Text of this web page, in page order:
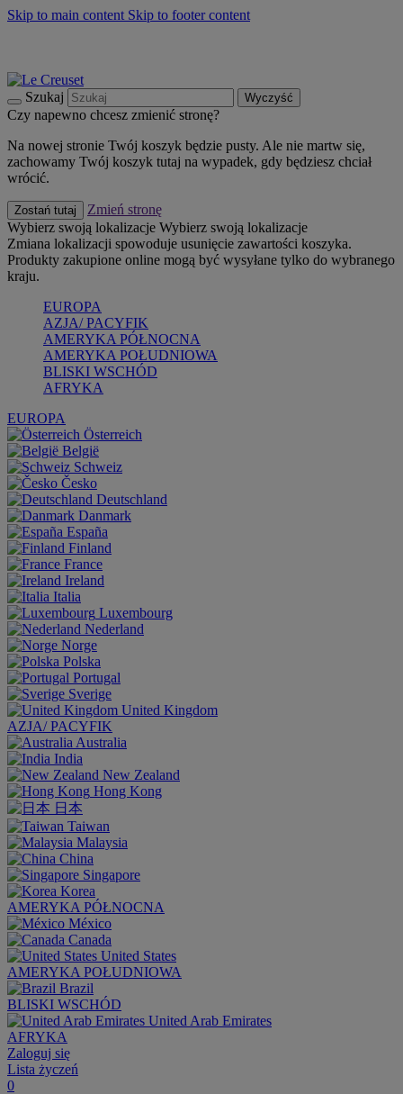
Skip to main content Skip to footer content
Szukaj Wyczyść
Czy napewno chcesz zmienić stronę?
Na nowej stronie Twój koszyk będzie pusty. Ale nie martw się,
zachowamy Twój koszyk tutaj na wypadek, gdy będziesz chciał
wrócić.
Zostań tutaj
Zmień stronę
Wybierz swoją lokalizacje Wybierz swoją lokalizacje
Zmiana lokalizacji spowoduje usunięcie zawartości koszyka.
Produkty zakupione online mogą być wysyłane tylko do wybranego
kraju.
EUROPA
AZJA/ PACYFIK
AMERYKA PÓŁNOCNA
AMERYKA POŁUDNIOWA
BLISKI WSCHÓD
AFRYKA
EUROPA
Österreich
België
Schweiz
Česko
Deutschland
Danmark
España
Finland
France
Ireland
Italia
Luxembourg
Nederland
Norge
Polska
Portugal
Sverige
United Kingdom
AZJA/ PACYFIK
Australia
India
New Zealand
Hong Kong
日本
Taiwan
Malaysia
China
Singapore
Korea
AMERYKA PÓŁNOCNA
México
Canada
United States
AMERYKA POŁUDNIOWA
Brazil
BLISKI WSCHÓD
United Arab Emirates
AFRYKA
Zaloguj się
Lista życzeń
0